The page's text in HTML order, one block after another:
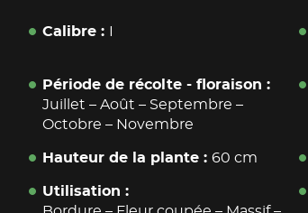
Calibre I
Période de récolte - floraison
Juillet – Août – Septembre –
Octobre – Novembre
Hauteur de la plante 60 cm
Utilisation